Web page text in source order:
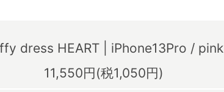
dress HEART | iPhone13Pro / pink
11,550円(税1,050円)